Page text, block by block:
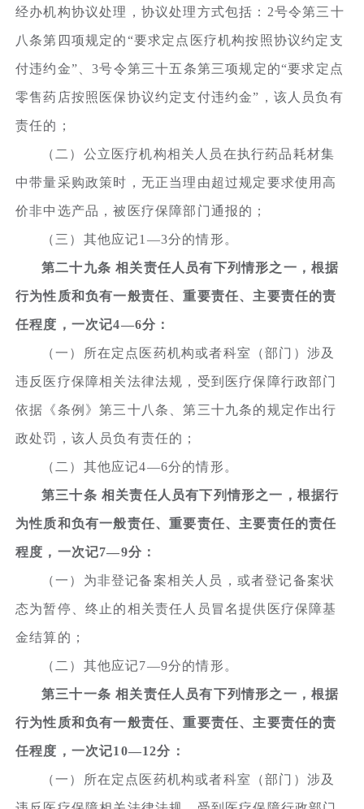
经办机构协议处理，协议处理方式包括：2号令第三十
八条第四项规定的“要求定点医疗机构按照协议约定支
付违约金”、3号令第三十五条第三项规定的“要求定点
零售药店按照医保协议约定支付违约金”，该人员负有
责任的；
（二）公立医疗机构相关人员在执行药品耗材集
中带量采购政策时，无正当理由超过规定要求使用高
价非中选产品，被医疗保障部门通报的；
（三）其他应记1—3分的情形。
第二十九条 相关责任人员有下列情形之一，根据
行为性质和负有一般责任、重要责任、主要责任的责
任程度，一次记4—6分：
（一）所在定点医药机构或者科室（部门）涉及
违反医疗保障相关法律法规，受到医疗保障行政部门
依据《条例》第三十八条、第三十九条的规定作出行
政处罚，该人员负有责任的；
（二）其他应记4—6分的情形。
第三十条 相关责任人员有下列情形之一，根据行
为性质和负有一般责任、重要责任、主要责任的责任
程度，一次记7—9分：
（一）为非登记备案相关人员，或者登记备案状
态为暂停、终止的相关责任人员冒名提供医疗保障基
金结算的；
（二）其他应记7—9分的情形。
第三十一条 相关责任人员有下列情形之一，根据
行为性质和负有一般责任、重要责任、主要责任的责
任程度，一次记10—12分：
（一）所在定点医药机构或者科室（部门）涉及